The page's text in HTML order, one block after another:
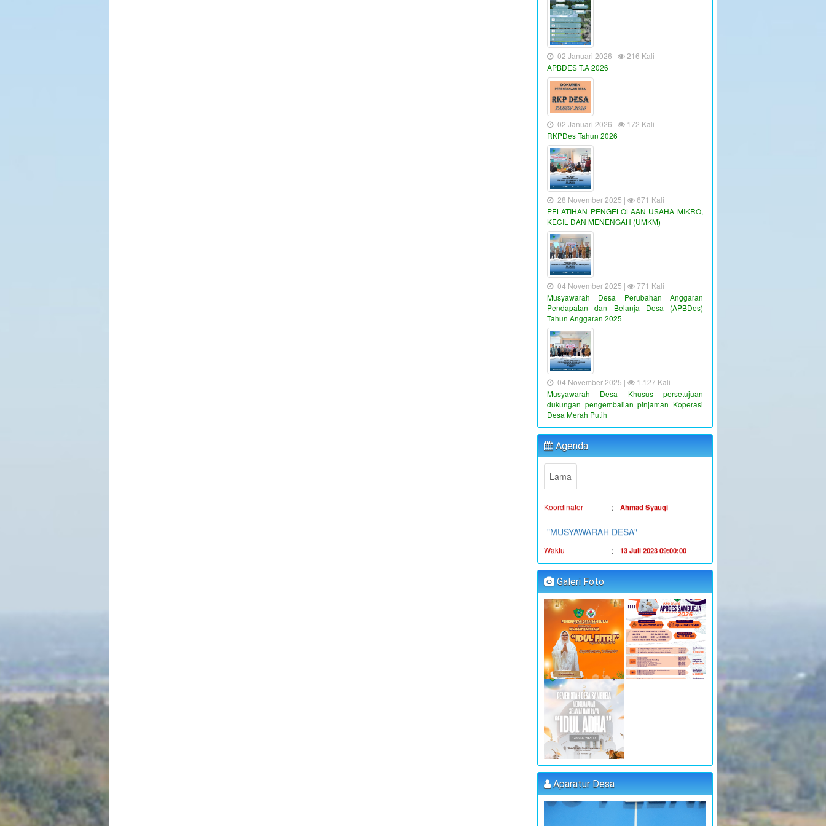
02 Januari 2026 |
216 Kali
APBDES T.A 2026
02 Januari 2026 |
172 Kali
RKPDes Tahun 2026
28 November 2025 |
671 Kali
PELATIHAN PENGELOLAAN USAHA MIKRO,
KECIL DAN MENENGAH (UMKM)
04 November 2025 |
771 Kali
Musyawarah Desa Perubahan Anggaran
Pendapatan dan Belanja Desa (APBDes)
Tahun Anggaran 2025
04 November 2025 |
1.127 Kali
Musyawarah Desa Khusus persetujuan
dukungan pengembalian pinjaman Koperasi
Desa Merah Putih
Agenda
Lama
"PENYALURAN BLT-DD TAHUN
ANGGARAN 2023"
Waktu
Lokasi : Kantor Desa Sambueja
Koordinator
Lokasi : Kantor Desa Sambueja
:
JUFRI (SEKDES
SAMBUEJA)
"MUSYAWARAH DESA"
Waktu : 14 Juli 2023 09:00:00
Lokasi : Kantor Desa Sambueja
Koordinator :
JUFRI (SEKDES
SAMBUEJA)
"MUSYAWARAH DESA"
Waktu 25 Juli 2023 09:00:00
Lokasi :
Koordinator :
(kETUA BPD)
PELATIHAN FORUM DISABILITAS T.A
2023
Waktu : 31 Juli 2023 09:00:00
Kantor Desa Sambueja
Galeri Foto
Aparatur Desa